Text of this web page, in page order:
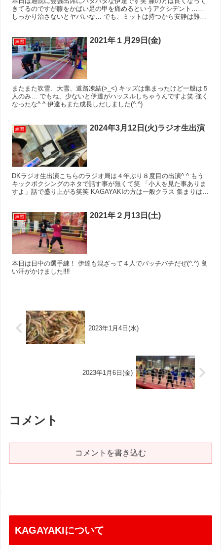
きてるのですが膝をかばい足の甲を痛めるというアクシデント……
しっかり治さないとヤバいな… でも、ミットは持つから安静は難し
練習 2021年１月29日(金)
またまた吹雪、大雪、道路凍結(>_<) キッズは集まったけど一般は５
人のみ… でもね、少ないと伊達がハッスルしちゃうんですよ笑 強く
なったな^ ^ 伊達もまた成長しだしました(^.^)
練習 2024年3月12日(火)ラジオ生出演
DKラジオ生出演こちらのラジオ局は４年ぶり８度目の出演^ ^ もう
キックボクシングのネタで話す事が無くて笑 「小人を見た事ありま
すよ」話で盛り上がる笑笑 KAGAYAKIの方は一般クラス 集まりは少
練習 2021年２月13日(土)
本日は日中の選手練！ 伊達も混ざって４人でバッチバチだぜ(^.^) 良
い汗がかけました‼︎‼︎
2023年1月4日(水)
2023年1月6日(金)
コメント
コメントを書き込む
KAGAYAKIについて